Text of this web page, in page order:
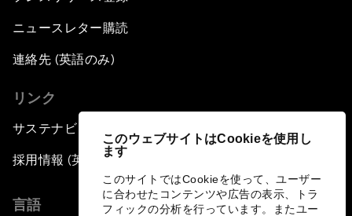
このウェブサイトはCookieを使用し
ます
このサイトではCookieを使って、ユーザー
に合わせたコンテンツや広告の表示、トラ
フィックの分析を行っています。またユー
ニュースレター購読
連絡先 (英語のみ)
リンク
サステナビリティへの取り組み
採用情報 (英語のみ)
言語